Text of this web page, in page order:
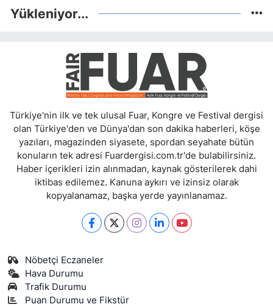
Yükleniyor...
Türkiye'nin ilk ve tek ulusal Fuar, Kongre ve Festival dergisi
olan Türkiye'den ve Dünya'dan son dakika haberleri, köşe
yazıları, magazinden siyasete, spordan seyahate bütün
konuların tek adresi Fuardergisi.com.tr'de bulabilirsiniz.
Haber içerikleri izin alınmadan, kaynak gösterilerek dahi
iktibas edilemez. Kanuna aykırı ve izinsiz olarak
kopyalanamaz, başka yerde yayınlanamaz.
Nöbetçi Eczaneler
Hava Durumu
Trafik Durumu
Puan Durumu ve Fikstür